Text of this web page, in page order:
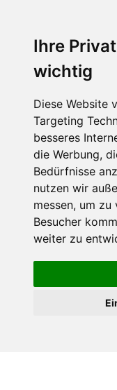
Ihre
wichtig
Diese Website
Targeting
besseres
die Werbung,
Bedürfnisse
nutzen wir
messen, um zu
Besucher
weiter zu